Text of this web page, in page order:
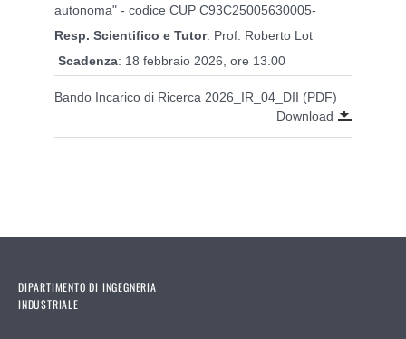
autonoma" - codice CUP C93C25005630005-
Resp. Scientifico e Tutor: Prof. Roberto Lot
Scadenza: 18 febbraio 2026, ore 13.00
Bando Incarico di Ricerca 2026_IR_04_DII (PDF)
Download
DIPARTIMENTO DI INGEGNERIA
INDUSTRIALE